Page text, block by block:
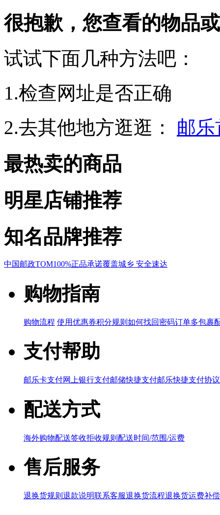
很抱歉，您查看的物品
试试下面几种方法吧：
1.检查网址是否正确
2.去其他地方逛逛：
邮
最热卖的商品
明星店铺推荐
知名品牌推荐
中国邮政TOM100%正品承诺覆盖城乡 安全速达
购物指南
购物流程 使用优惠券积分规则 如何找回密码订单多包裹
支付帮助
邮乐卡支付网上银行支付邮储快捷支付邮乐快捷支付协议
配送方式
海外购物配送签收拒收规则 配送时间/范围/运费
售后服务
退换货规则 退款说明联系客服退换货流程退换货运费补